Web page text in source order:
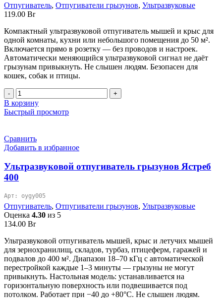
Отпугиватель, Отпугиватели грызунов, Ультразвуковые
119.00 Br
Компактный ультразвуковой отпугиватель мышей и крыс для
одной комнаты, кухни или небольшого помещения до 50 м².
Включается прямо в розетку — без проводов и настроек.
Автоматически меняющийся ультразвуковой сигнал не даёт
грызунам привыкнуть. Не слышен людям. Безопасен для
кошек, собак и птицы.
Количество
товара
Отпугиватель
грызунов
В корзину
Быстрый просмотр
Сравнить
Добавить в избранное
Ультразвуковой отпугиватель грызунов Ястреб
400
Арт: oygy005
Отпугиватель, Отпугиватели грызунов, Ультразвуковые
Оценка 4.30 из 5
134.00 Br
Ультразвуковой отпугиватель мышей, крыс и летучих мышей
для зернохранилищ, складов, турбаз, птицеферм, гаражей и
подвалов до 400 м². Диапазон 18–70 кГц с автоматической
перестройкой каждые 1–3 минуты — грызуны не могут
привыкнуть. Настольная модель: устанавливается на
горизонтальную поверхность или подвешивается под
потолком. Работает при −40 до +80°C. Не слышен людям.